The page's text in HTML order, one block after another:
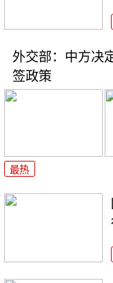
外交部：中方决
签政策
最热